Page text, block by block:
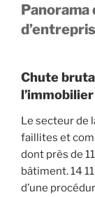
Panorama
Chute
l’immobilier
Le secteur de
faillites et
dont près de
bâtiment. 14
d’une